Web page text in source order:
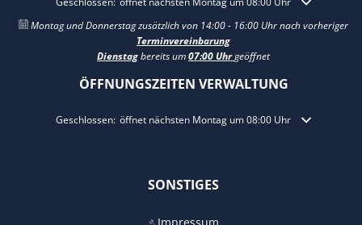
Montag und Donnerstag zusätzlich von 14:00 - 16:00 Uhr nach vorheriger
Terminvereinbarung
Dienstagbereits um07:00 Uhrgeöffnet
ÖFFNUNGSZEITEN VERWALTUNG
Klicken, um weitere Öffnungs- oder Schließzeiten auszublenden
Geschlossen: öffnet nächsten Montag um 08:00 Uhr
SONSTIGES